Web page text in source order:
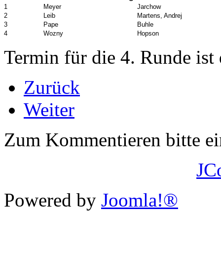
1 Meyer
Jarchow
2
Leib
Martens, Andrej
3
Pape
Buhle
4
Wozny Hopson
Termin für die 4. Runde ist
Zurück
Weiter
Zum Kommentieren bitte
Powered by Joomla!®